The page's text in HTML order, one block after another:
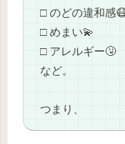
□ のどの違和感
□ めまい💫
□ アレルギー🤧
など。
つまり、